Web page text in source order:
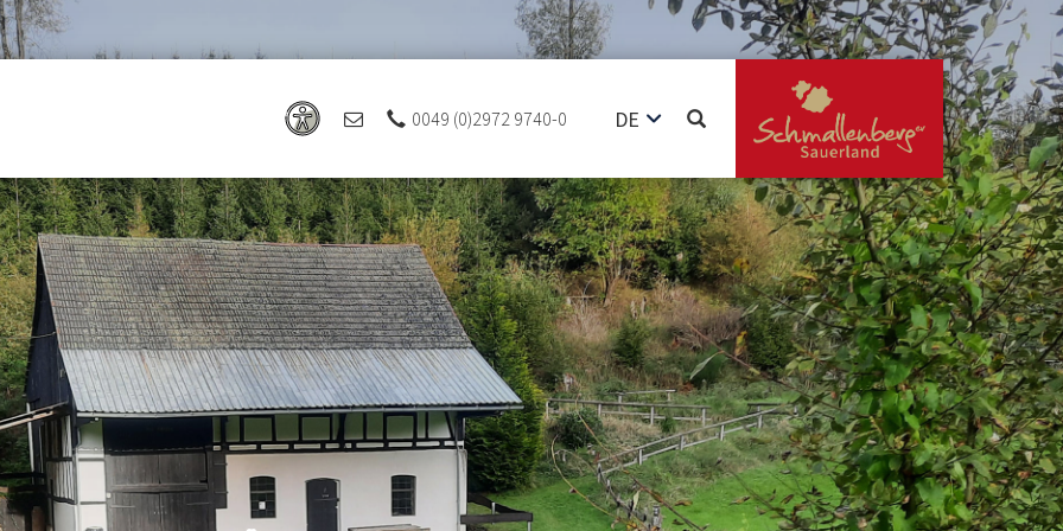
0049 (0)2972 9740-0 DE